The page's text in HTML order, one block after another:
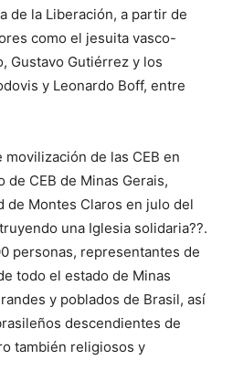
de la Liberación, a partir de
como el jesuita vasco-
Gustavo Gutiérrez y los
y Leonardo Boff, entre
de las CEB en
de CEB de Minas Gerais,
de Montes Claros en julo del
una Iglesia solidaria??.
personas, representantes de
todo el estado de Minas
y poblados de Brasil, así
descendientes de
también religiosos y